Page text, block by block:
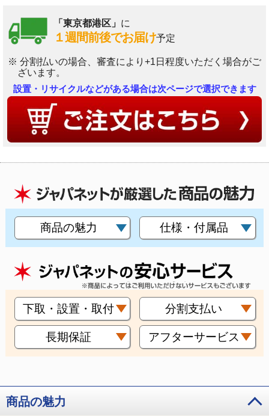
「東京都港区」 に
１週間前後でお届け予定
※ 分割払いの場合、審査により+1日程度いただく場合がご
ざいます。
設置・リサイクルなどがある場合は次ページで選択できます
商品の魅力 仕様・付属品
下取・設置・取付 分割支払い
長期保証 アフターサービス
商品の魅力